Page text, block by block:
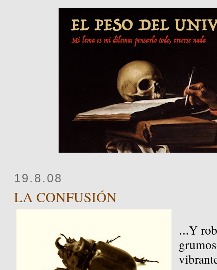
19.8.08
LA CONFUSIÓN
...Y